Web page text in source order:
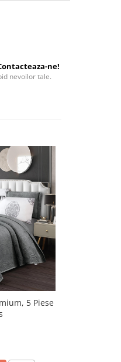
ne!
nevoilor tale.
5 Piese